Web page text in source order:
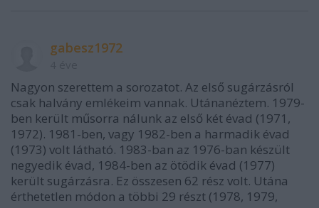
gabesz1972
Nagyon szerettem a sorozatot. Az első sugárzásról
csak halvány emlékeim vannak. Utánanéztem. 1979-
ben került műsorra nálunk az első két évad (1971,
1972). 1981-ben, vagy 1982-ben a harmadik évad
(1973) volt látható. 1983-ban az 1976-ban készült
negyedik évad, 1984-ben az ötödik évad (1977)
került sugárzásra. Ez összesen 62 rész volt. Utána
érthetetlen módon a többi 29 részt (1978, 1979,